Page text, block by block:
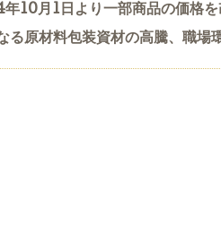
10月1日より一部商品の価格を
る原材料包装資材の高騰、職場